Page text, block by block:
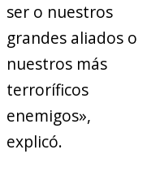
ser o nuestros
grandes aliados o
nuestros más
terroríficos
enemigos»,
explicó.